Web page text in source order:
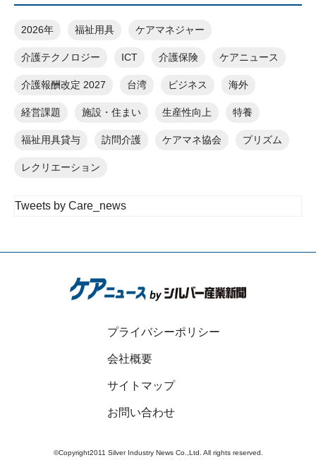
2026年 福祉用具 ケアマネジャー
介護テクノロジー ICT 介護保険 ケアニュース
介護報酬改定 2027 台湾 ビジネス 海外
経営課題 施設・住まい 生産性向上 特養
福祉用具貸与 訪問介護 ケアマネ協会 プリズム
レクリエーション
Tweets by Care_news
プライバシーポリシー
会社概要
サイトマップ
お問い合わせ
©Copyright2011 Silver Industry News Co.,Ltd. All rights reserved.